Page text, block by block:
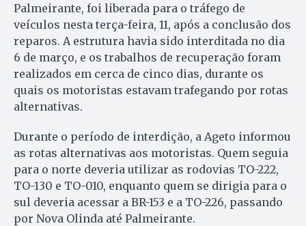
Palmeirante, foi liberada para o tráfego de
veículos nesta terça-feira, 11, após a conclusão dos
reparos. A estrutura havia sido interditada no dia
6 de março, e os trabalhos de recuperação foram
realizados em cerca de cinco dias, durante os
quais os motoristas estavam trafegando por rotas
alternativas.
Durante o período de interdição, a Ageto informou
as rotas alternativas aos motoristas. Quem seguia
para o norte deveria utilizar as rodovias TO-222,
TO-130 e TO-010, enquanto quem se dirigia para o
sul deveria acessar a BR-153 e a TO-226, passando
por Nova Olinda até Palmeirante.